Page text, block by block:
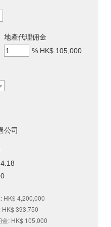
地產代理佣金
% HK$ 105,000
公司